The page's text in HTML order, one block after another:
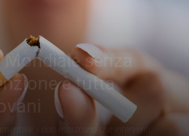
Mondiale senza
è tutta
i dati mostrano che interventi